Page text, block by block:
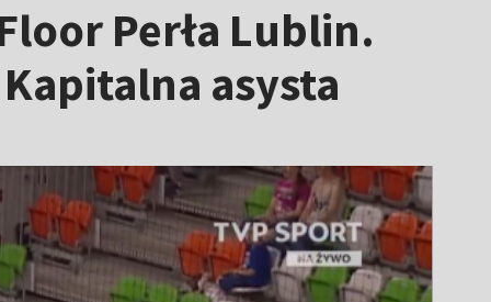
Perła Lublin.
asysta